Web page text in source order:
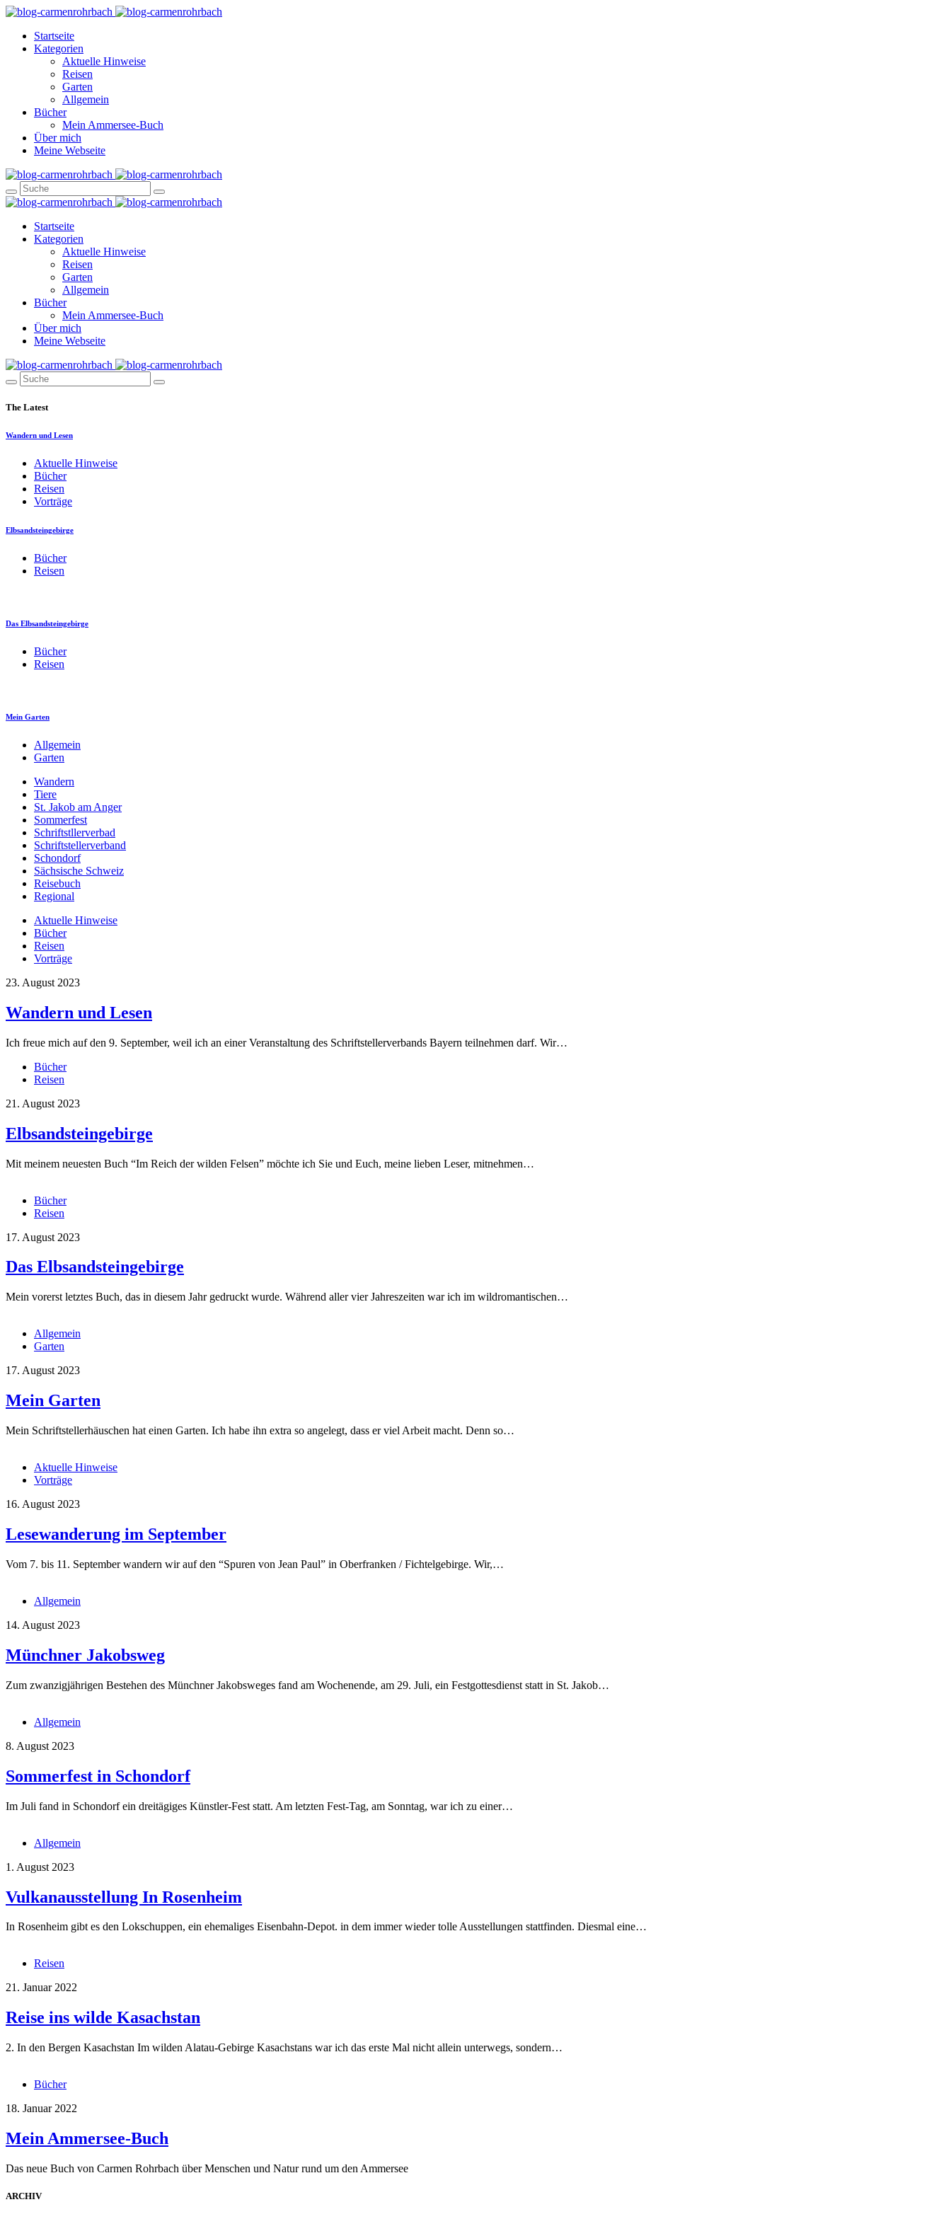
Startseite
Kategorien
Aktuelle Hinweise
Reisen
Garten
Allgemein
Bücher
Mein Ammersee-Buch
Über mich
Meine Webseite
Startseite
Kategorien
Aktuelle Hinweise
Reisen
Garten
Allgemein
Bücher
Mein Ammersee-Buch
Über mich
Meine Webseite
The Latest
Wandern und Lesen
Aktuelle Hinweise
Bücher
Reisen
Vorträge
Elbsandsteingebirge
Bücher
Reisen
Das Elbsandsteingebirge
Bücher
Reisen
Mein Garten
Allgemein
Garten
Wandern
Tiere
St. Jakob am Anger
Sommerfest
Schriftstllerverbad
Schriftstellerverband
Schondorf
Sächsische Schweiz
Reisebuch
Regional
Aktuelle Hinweise
Bücher
Reisen
Vorträge
23. August 2023
Wandern und Lesen
Ich freue mich auf den 9. September, weil ich an einer Veranstaltung des Schriftstellerverbands Bayern teilnehmen darf. Wir…
Bücher
Reisen
21. August 2023
Elbsandsteingebirge
Mit meinem neuesten Buch “Im Reich der wilden Felsen” möchte ich Sie und Euch, meine lieben Leser, mitnehmen…
Bücher
Reisen
17. August 2023
Das Elbsandsteingebirge
Mein vorerst letztes Buch, das in diesem Jahr gedruckt wurde. Während aller vier Jahreszeiten war ich im wildromantischen…
Allgemein
Garten
17. August 2023
Mein Garten
Mein Schriftstellerhäuschen hat einen Garten. Ich habe ihn extra so angelegt, dass er viel Arbeit macht. Denn so…
Aktuelle Hinweise
Vorträge
16. August 2023
Lesewanderung im September
Vom 7. bis 11. September wandern wir auf den “Spuren von Jean Paul” in Oberfranken / Fichtelgebirge. Wir,…
Allgemein
14. August 2023
Münchner Jakobsweg
Zum zwanzigjährigen Bestehen des Münchner Jakobsweges fand am Wochenende, am 29. Juli, ein Festgottesdienst statt in St. Jakob…
Allgemein
8. August 2023
Sommerfest in Schondorf
Im Juli fand in Schondorf ein dreitägiges Künstler-Fest statt. Am letzten Fest-Tag, am Sonntag, war ich zu einer…
Allgemein
1. August 2023
Vulkanausstellung In Rosenheim
In Rosenheim gibt es den Lokschuppen, ein ehemaliges Eisenbahn-Depot. in dem immer wieder tolle Ausstellungen stattfinden. Diesmal eine…
Reisen
21. Januar 2022
Reise ins wilde Kasachstan
2. In den Bergen Kasachstan Im wilden Alatau-Gebirge Kasachstans war ich das erste Mal nicht allein unterwegs, sondern…
Bücher
18. Januar 2022
Mein Ammersee-Buch
Das neue Buch von Carmen Rohrbach über Menschen und Natur rund um den Ammersee
ARCHIV